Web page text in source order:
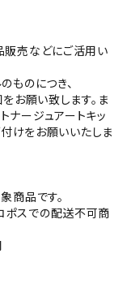
販売などにご活用い
のにつき、
お願い致します。ま
ナージュアートキッ
けをお願いいたしま
商品です。
ポスでの配送不可商